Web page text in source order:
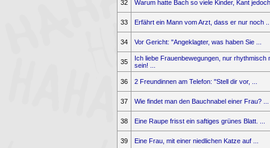
32 Warum hatte Bach so viele Kinder, Kant
33 Erfährt ein Mann vom Arzt, dass er nur noch
34 Vor Gericht: "Angeklagter, was haben Sie ...
35
Ich liebe Frauenbewegungen, nur rhythmisch
sein! ...
36 2 Freundinnen am Telefon: "Stell dir vor, ...
37 Wie findet man den Bauchnabel einer Frau? ...
38 Eine Raupe frisst ein saftiges grünes Blatt. ...
39 Eine Frau, mit einer niedlichen Katze auf ...